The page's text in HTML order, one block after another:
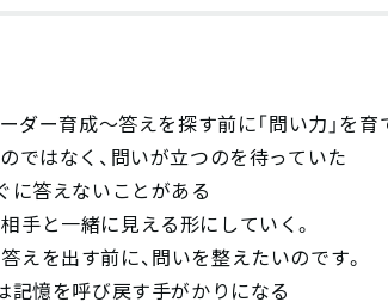
ダー育成〜答えを探す前に「問い力」を育
ではなく、問いが立つのを待っていた
に答えないことがある
手と一緒に見える形にしていく。
えを出す前に、問いを整えたいのです。
記憶を呼び戻す手がかりになる